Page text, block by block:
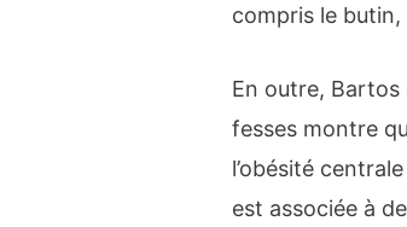
compris le butin,
En outre,
fesses montre
l’obésité
est associée à